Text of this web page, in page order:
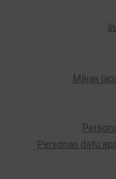
Mājas
Personas datu